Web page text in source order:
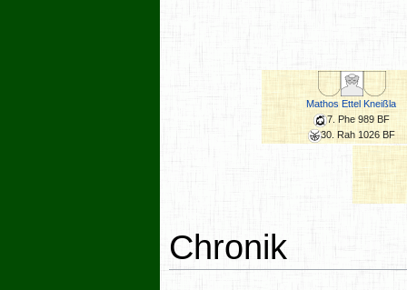
Mathos Ettel Kneißla
7. Phe 989 BF
30. Rah 1026 BF
Chronik